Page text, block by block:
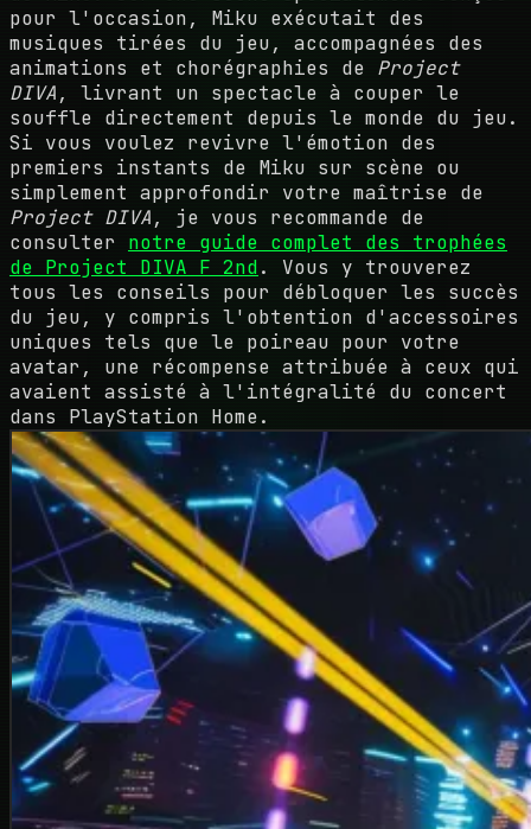
pour l'occasion, Miku exécutait des
musiques tirées du jeu, accompagnées des
animations et chorégraphies de Project
DIVA, livrant un spectacle à couper le
souffle directement depuis le monde du jeu.
Si vous voulez revivre l'émotion des
premiers instants de Miku sur scène ou
simplement approfondir votre maîtrise de
Project DIVA, je vous recommande de
consulter notre guide complet des trophées
de Project DIVA F 2nd. Vous y trouverez
tous les conseils pour débloquer les succès
du jeu, y compris l'obtention d'accessoires
uniques tels que le poireau pour votre
avatar, une récompense attribuée à ceux qui
avaient assisté à l'intégralité du concert
dans PlayStation Home.